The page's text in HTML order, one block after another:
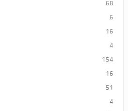
68
6
16
4
154
16
51
4